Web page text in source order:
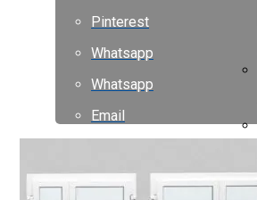
Pinterest
Whatsapp
Whatsapp
Email